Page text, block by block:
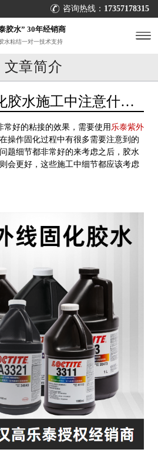
咨询热线： 17357178315
胶水” 30年经销商
水粘结一对一技术支持
文章简介
胶水施工中注意什
常好的粘接的效果，需要使用 乐泰紫外
操作固化过程中有很多需要注意到的
题细节都非常好的来考虑之后，胶水
会更好，这些施工中细节都应该考虑